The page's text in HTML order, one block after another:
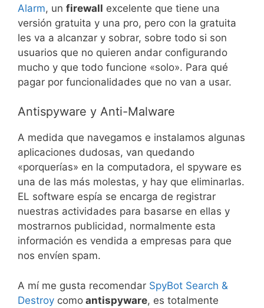
Alarm, un firewall excelente que tiene una
versión gratuita y una pro, pero con la gratuita
les va a alcanzar y sobrar, sobre todo si son
usuarios que no quieren andar configurando
mucho y que todo funcione «solo». Para qué
pagar por funcionalidades que no van a usar.
Antispyware y Anti-Malware
A medida que navegamos e instalamos algunas
aplicaciones dudosas, van quedando
«porquerías» en la computadora, el spyware es
una de las más molestas, y hay que eliminarlas.
EL software espía se encarga de registrar
nuestras actividades para basarse en ellas y
mostrarnos publicidad, normalmente esta
información es vendida a empresas para que
nos envíen spam.
A mí me gusta recomendar SpyBot Search &
Destroy como antispyware, es totalmente